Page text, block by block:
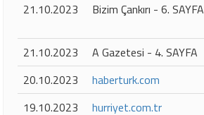
21.10.2023
Bizim Çankırı - 6. SAYFA
21.10.2023
A Gazetesi - 4. SAYFA
20.10.2023
haberturk.com
19.10.2023
hurriyet.com.tr